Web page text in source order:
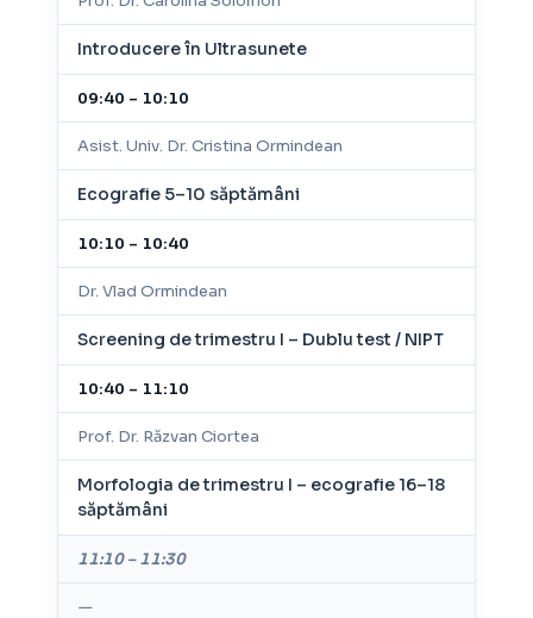
Introducere în Ultrasunete
09:40 – 10:10
Asist. Univ. Dr. Cristina Ormindean
Ecografie 5–10 săptămâni
10:10 – 10:40
Dr. Vlad Ormindean
Screening de trimestru I – Dublu test / NIPT
10:40 – 11:10
Prof. Dr. Răzvan Ciortea
Morfologia de trimestru I – ecografie 16–18
săptămâni
11:10 – 11:30
—